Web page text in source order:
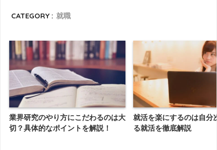
CATEGORY : 就職
業界研究のやり方にこだわるのは大
切？具体的なポイントを解説！
就活を楽にするのは自分
る就活を徹底解説